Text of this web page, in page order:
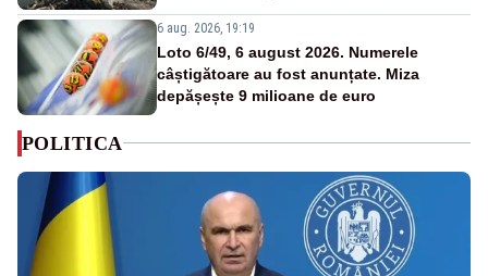
6 aug. 2026, 19:19
Loto 6/49, 6 august 2026. Numerele
câștigătoare au fost anunțate. Miza
depășește 9 milioane de euro
POLITICA